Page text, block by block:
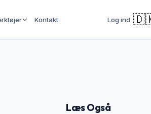
Kontakt Log ind
Læs Også